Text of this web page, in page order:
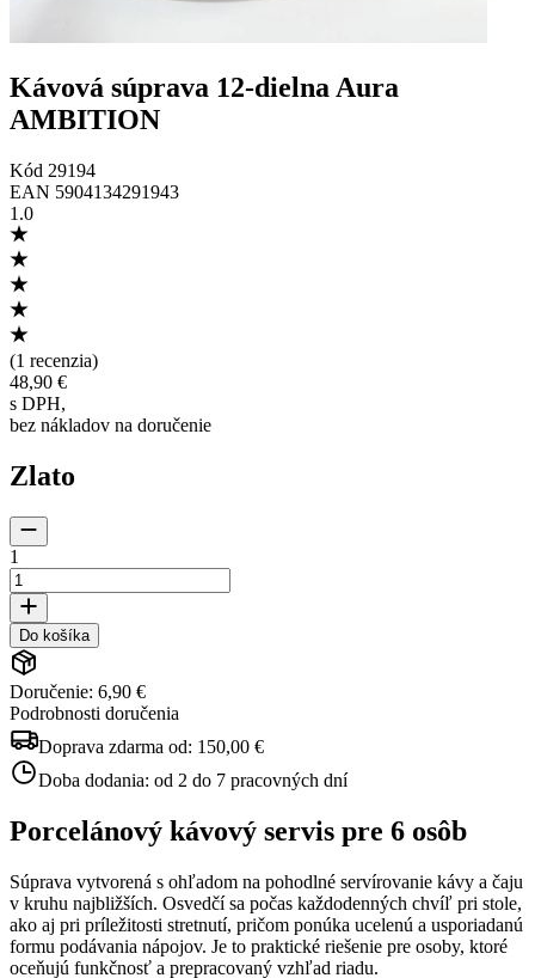
Kávová súprava 12-dielna Aura
AMBITION
Kód 29194
EAN 5904134291943
1.0
(1 recenzia)
48,90 €
s DPH,
bez nákladov na doručenie
Zlato
1
Do košíka
Doručenie: 6,90 €
Podrobnosti doručenia
Doprava zdarma od: 150,00 €
Doba dodania: od 2 do 7 pracovných dní
Porcelánový kávový servis pre 6 osôb
Súprava vytvorená s ohľadom na pohodlné servírovanie kávy a čaju
v kruhu najbližších. Osvedčí sa počas každodenných chvíľ pri stole,
ako aj pri príležitosti stretnutí, pričom ponúka ucelenú a usporiadanú
formu podávania nápojov. Je to praktické riešenie pre osoby, ktoré
oceňujú funkčnosť a prepracovaný vzhľad riadu.